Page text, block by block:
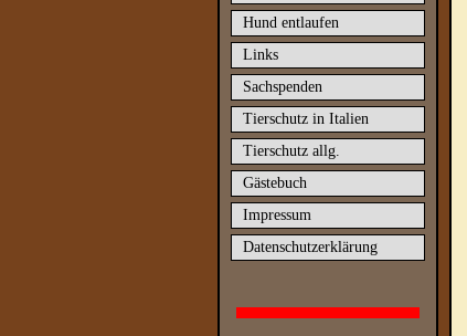
Hund entlaufen
Links
Sachspenden
Tierschutz in Italien
Tierschutz allg.
Gästebuch
Impressum
Datenschutzerklärung